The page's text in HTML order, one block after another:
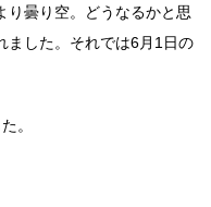
り曇り空。どうなるかと思
ました。それでは6月1日の
。